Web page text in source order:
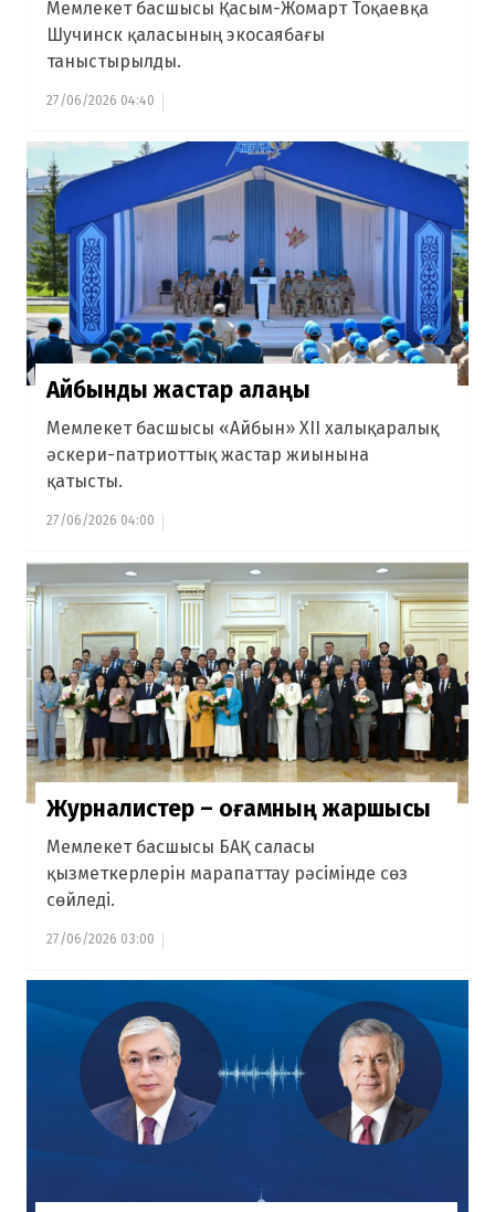
Мемлекет басшысы Қасым-Жомарт Тоқаевқа
Шучинск қаласының экосаябағы
таныстырылды.
27/06/2026 04:40
Айбынды жастар алаңы
Мемлекет басшысы «Айбын» ХІI халықаралық
әскери-патриоттық жастар жиынына
қатысты.
27/06/2026 04:00
Журналистер – қоғамның жаршысы
Мемлекет басшысы БАҚ саласы
қызметкерлерін марапаттау рәсімінде сөз
сөйледі.
27/06/2026 03:00